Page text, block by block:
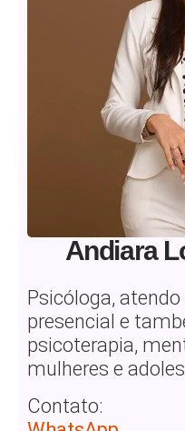
Andiara
Psicóloga,
presencial e
psicoterapia,
mulheres e
Contato: